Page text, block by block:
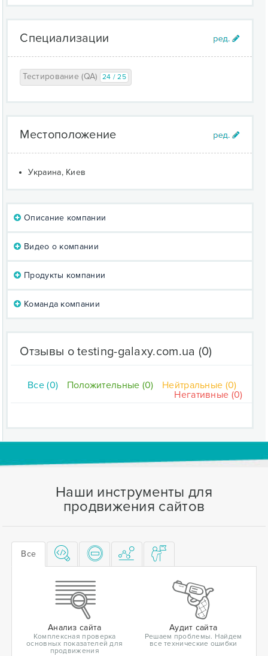
Специализации
Тестирование (QA) 24 / 25
Местоположение
Украина, Киев
Описание компании
Видео о компании
Продукты компании
Команда компании
Отзывы о testing-galaxy.com.ua (0)
Все (0) Положительные (0)
Нейтральные (0)
Негативные (0)
Наши инструменты для
продвижения сайтов
Все
Анализ сайта
Комплексная проверка
основных показателей для
продвижения
Аудит сайта
Решаем проблемы. Найдем
все технические ошибки